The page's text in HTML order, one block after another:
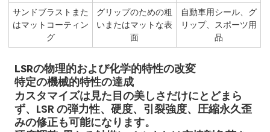
サンドブラストまた
はマットコーティン
グ
グリップのための粗
いまたはマットな表
面
自動車用シール、グ
リップ、スポーツ用
品
LSRの物理的および化学的特性の改変
特定の機械的特性の達成
カスタマイズは見た目の美しさだけにとどまら
ず、LSR の弾力性、硬度、引裂強度、圧縮永久歪
みの修正も可能になります。